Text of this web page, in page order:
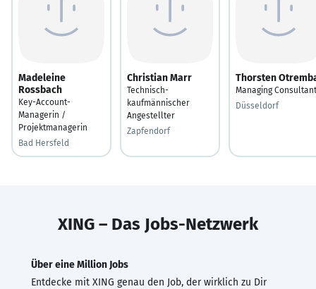
Madeleine
Rossbach
Key-Account-
Managerin /
Projektmanagerin
Bad Hersfeld
Christian Marr
Technisch-
kaufmännischer
Angestellter
Zapfendorf
Thorsten
Managing Consultant
Düsseldorf
XING – Das Jobs-Netzwerk
Über eine Million Jobs
Entdecke mit XING genau den Job, der wirklich zu Dir